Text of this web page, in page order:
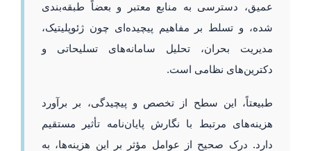
عمیق، دسترسی به منابع معتبر و بعضاً طبقه‌بندی
شده، و تسلط بر مفاهیم پیچیده‌ای چون ژئوپلیتیک،
مدیریت بحران، تحلیل سامانه‌های تسلیحاتی و
دکترین‌های نظامی است.
طبیعتاً، این سطح از تخصص و پیچیدگی، بر برآورد
هزینه‌های مرتبط با نگارش پایان‌نامه تأثیر مستقیم
دارد. درک صحیح از عوامل مؤثر بر این هزینه‌ها، به